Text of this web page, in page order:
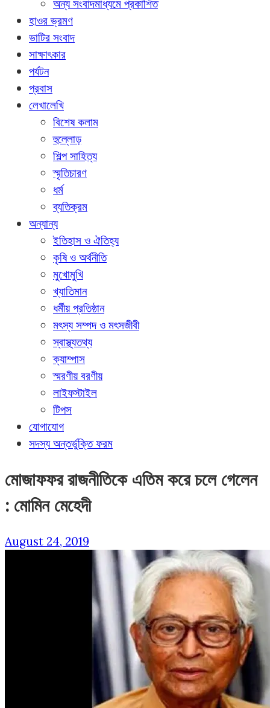
অন্য সংবাদমাধ্যমে প্রকাশিত
হাওর ভ্রমণ
ভাটির সংবাদ
সাক্ষাৎকার
পর্যটন
প্রবাস
লেখালেখি
বিশেষ কলাম
হুল্লোড়
শিল্প সাহিত্য
স্মৃতিচারণ
ধর্ম
ব্যতিক্রম
অন্যান্য
ইতিহাস ও ঐতিহ্য
কৃষি ও অর্থনীতি
মুখোমুখি
খ্যাতিমান
ধর্মীয় প্রতিষ্ঠান
মৎস্য সম্পদ ও মৎসজীবী
স্বাস্থ্যতথ্য
ক্যাম্পাস
স্মরণীয় বরণীয়
লাইফস্টাইল
টিপস
যোগাযোগ
সদস্য অন্তর্ভুক্তি ফরম
মোজাফফর রাজনীতিকে এতিম করে চলে গেলেন
: মোমিন মেহেদী
August 24, 2019